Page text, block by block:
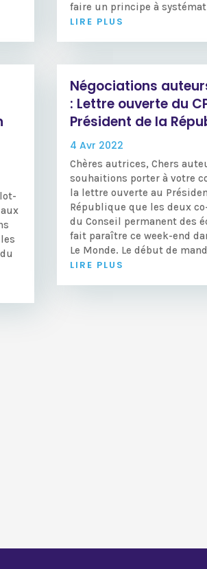
faire un principe à
LIRE PLUS
Négociations
: Lettre ouverte du
Président de la
4 Avr 2022
Chères autrices, Chers
souhaitions porter à votre
la lettre ouverte au
République que les deux
du Conseil permanent des
fait paraître ce week-end
Le Monde. Le début de
LIRE PLUS